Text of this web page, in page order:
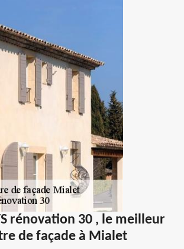
rénovation 30 , le meilleur
de façade à Mialet